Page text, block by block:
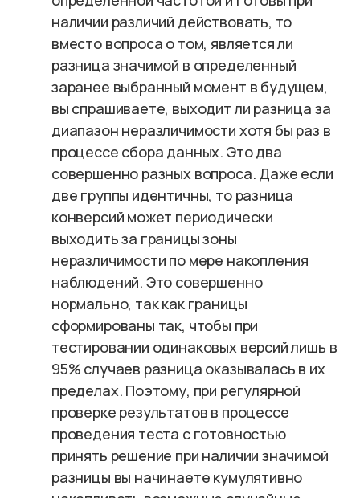
наличии различий действовать, то
вместо вопроса о том, является ли
разница значимой в определенный
заранее выбранный момент в будущем,
вы спрашиваете, выходит ли разница за
диапазон неразличимости хотя бы раз в
процессе сбора данных. Это два
совершенно разных вопроса. Даже если
две группы идентичны, то разница
конверсий может периодически
выходить за границы зоны
неразличимости по мере накопления
наблюдений. Это совершенно
нормально, так как границы
сформированы так, чтобы при
тестировании одинаковых версий лишь в
95% случаев разница оказывалась в их
пределах. Поэтому, при регулярной
проверке результатов в процессе
проведения теста с готовностью
принять решение при наличии значимой
разницы вы начинаете кумулятивно